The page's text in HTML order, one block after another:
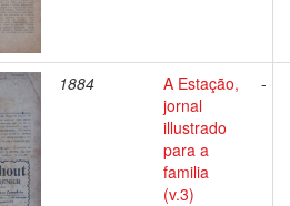
1884
A Estação,
jornal
illustrado
para a
familia
(v.3)
-